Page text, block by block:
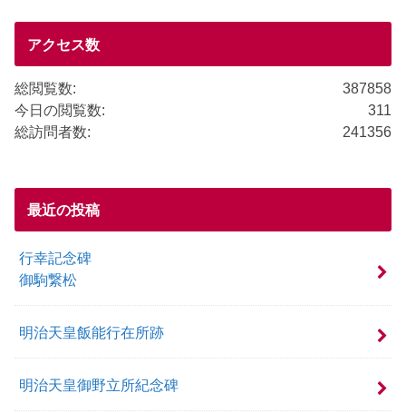
o
アクセス数
387858
総閲覧数:
311
今日の閲覧数:
241356
総訪問者数:
最近の投稿
行幸記念碑
御駒繋松
明治天皇飯能行在所跡
明治天皇御野立所紀念碑